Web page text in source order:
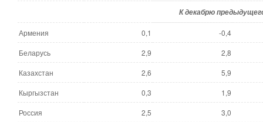
К декабрю
Армения 0,1
-0,4
Беларусь
2,9
2,8
Казахстан
2,6
5,9
Кыргызстан
0,3
1,9
Россия
2,5 3,0